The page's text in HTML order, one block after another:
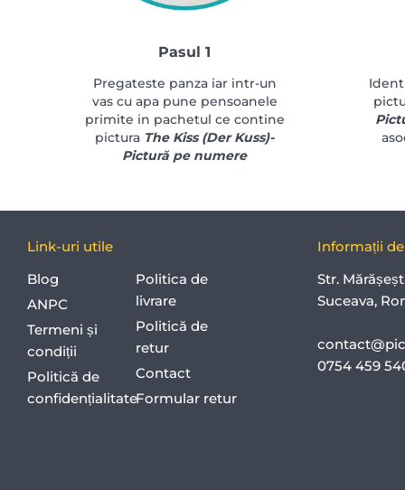
Pasul 1
Pregateste panza iar intr-un
vas cu apa pune pensoanele
primite in pachetul ce contine
pictura The Kiss (Der Kuss)-
Pictură pe numere
Link-uri utile
Blog
ANPC
Termeni și
condiții
Politică de
confidențialitate
Politica de
livrare
Politică de
retur
Contact
Formular retur
Informații
Str.
Suceava,
0754 459